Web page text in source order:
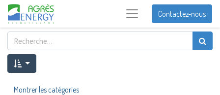
Contactez-nous
Montrer les catégories